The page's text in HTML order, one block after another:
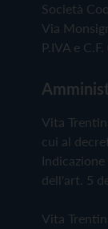
Società
Via
P.IVA e
Vita
cui al
dell'art. 5
Vita